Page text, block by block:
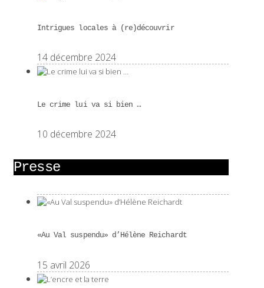
Intrigues locales à (re)découvrir
14 décembre 2024
Le crime lui va si bien …
10 décembre 2024
Presse
«Au Val suspendu» d’Hélène Reichardt
15 avril 2026